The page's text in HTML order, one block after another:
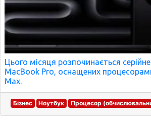
Цього місяця розпочинається
MacBook Pro, оснащених
Max.
Бізнес Ноутбук Процесор